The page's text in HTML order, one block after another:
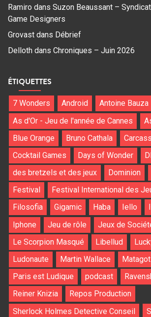
Ramiro dans Suzon Beaussant –
Game Designers
Grovast dans Débrief
Delloth dans Chroniques – Juin 2026
ÉTIQUETTES
7 Wonders Android Antoine Bauza
As d'Or - Jeu de l'année de Cannes
Blue Orange
Bruno Cathala
Cocktail Games
Days of Wonder
des bretzels et des jeux
Dominion
Festival
Festival International des
Filosofia
Gigamic Haba Iello
Iphone
Jeu de rôle Jeux de
Le Scorpion Masqué
Libellud
Ludonaute
Martin Wallace Matagot
Paris est Ludique
podcast
Reiner Knizia
Repos Production
Sherlock Holmes Detective Conseil